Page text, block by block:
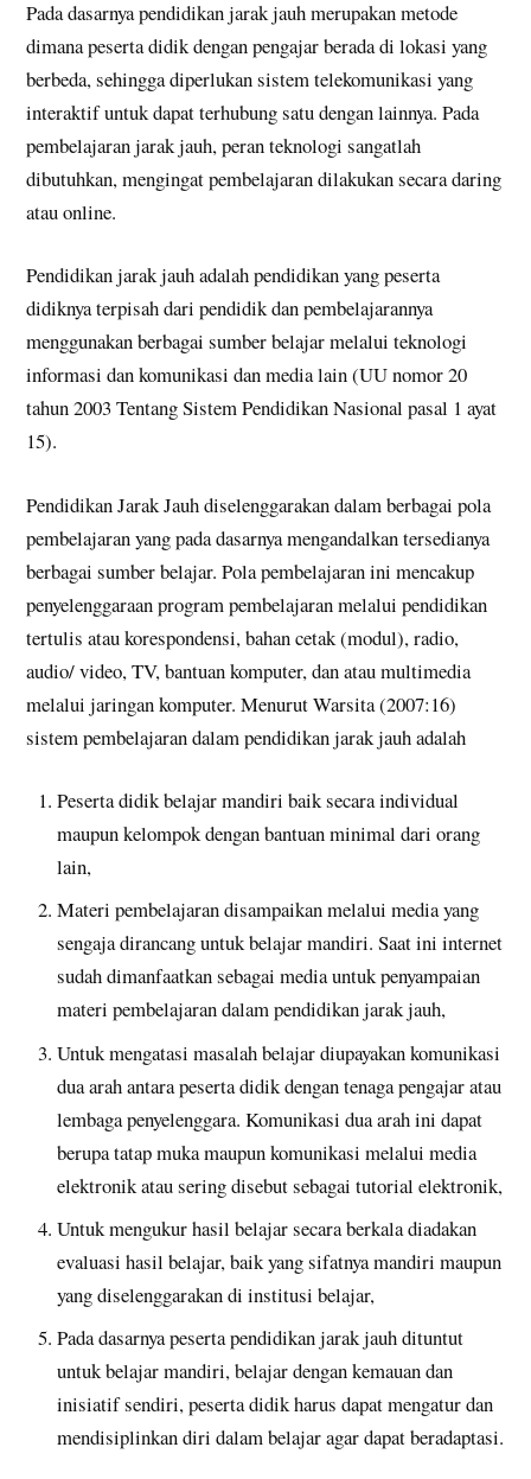
Pada dasarnya pendidikan jarak jauh merupakan metode
dimana peserta didik dengan pengajar berada di lokasi yang
berbeda, sehingga diperlukan sistem telekomunikasi yang
interaktif untuk dapat terhubung satu dengan lainnya. Pada
pembelajaran jarak jauh, peran teknologi sangatlah
dibutuhkan, mengingat pembelajaran dilakukan secara daring
atau online.
Pendidikan jarak jauh adalah pendidikan yang peserta
didiknya terpisah dari pendidik dan pembelajarannya
menggunakan berbagai sumber belajar melalui teknologi
informasi dan komunikasi dan media lain (UU nomor 20
tahun 2003 Tentang Sistem Pendidikan Nasional pasal 1 ayat
15).
Pendidikan Jarak Jauh diselenggarakan dalam berbagai pola
pembelajaran yang pada dasarnya mengandalkan tersedianya
berbagai sumber belajar. Pola pembelajaran ini mencakup
penyelenggaraan program pembelajaran melalui pendidikan
tertulis atau korespondensi, bahan cetak (modul), radio,
audio/ video, TV, bantuan komputer, dan atau multimedia
melalui jaringan komputer. Menurut Warsita (2007:16)
sistem pembelajaran dalam pendidikan jarak jauh adalah
Peserta didik belajar mandiri baik secara individual
maupun kelompok dengan bantuan minimal dari orang
lain,
Materi pembelajaran disampaikan melalui media yang
sengaja dirancang untuk belajar mandiri. Saat ini internet
sudah dimanfaatkan sebagai media untuk penyampaian
materi pembelajaran dalam pendidikan jarak jauh,
Untuk mengatasi masalah belajar diupayakan komunikasi
dua arah antara peserta didik dengan tenaga pengajar atau
lembaga penyelenggara. Komunikasi dua arah ini dapat
berupa tatap muka maupun komunikasi melalui media
elektronik atau sering disebut sebagai tutorial elektronik,
Untuk mengukur hasil belajar secara berkala diadakan
evaluasi hasil belajar, baik yang sifatnya mandiri maupun
yang diselenggarakan di institusi belajar,
Pada dasarnya peserta pendidikan jarak jauh dituntut
untuk belajar mandiri, belajar dengan kemauan dan
inisiatif sendiri, peserta didik harus dapat mengatur dan
mendisiplinkan diri dalam belajar agar dapat beradaptasi.